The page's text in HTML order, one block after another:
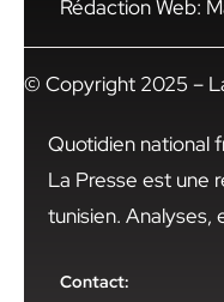
Rédaction Web:
© Copyright 2025 –
Quotidien national
La Presse est une
tunisien. Analyses,
Contact: